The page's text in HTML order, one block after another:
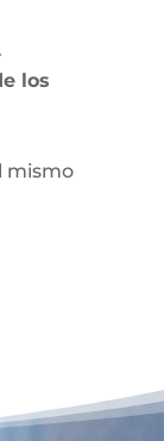
los
mismo